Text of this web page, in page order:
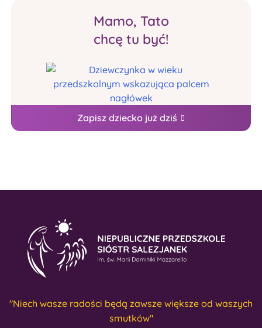
Mamo, Tato
chcę tu być!
Zapisz dziecko już dziś
"Niech wasze radości będą zawsze większe od waszych
smutków"